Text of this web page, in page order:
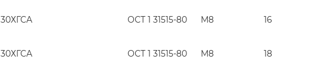
30ХГСА ОСТ 1 31515-80 М8 16
30ХГСА ОСТ 1 31515-80 М8 18